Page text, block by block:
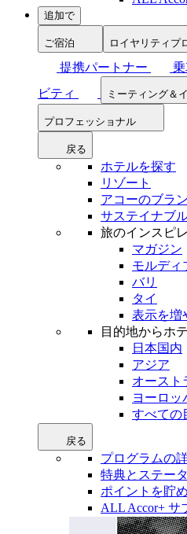
追加で
ご宿泊 ロイヤリティプ
提携パートナー
ビティ
ミーティング＆
プロフェッショナル
戻る
ホテルを探す
リゾート
アコーのブラ
サステイナブ
旅のインスピ
マガジン
モルディ
バリ
タイ
表示を増
目的地からホ
日本国内
アジア
オースト
ヨーロッ
すべての
戻る
プログラムの
特典とステー
ポイントを貯
ALL Accor+ サ